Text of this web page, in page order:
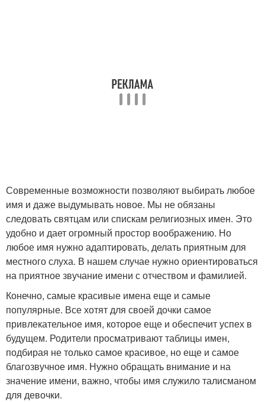
Современные возможности позволяют выбирать любое
имя и даже выдумывать новое. Мы не обязаны
следовать святцам или спискам религиозных имен. Это
удобно и дает огромный простор воображению. Но
любое имя нужно адаптировать, делать приятным для
местного слуха. В нашем случае нужно ориентироваться
на приятное звучание имени с отчеством и фамилией.
Конечно, самые красивые имена еще и самые
популярные. Все хотят для своей дочки самое
привлекательное имя, которое еще и обеспечит успех в
будущем. Родители просматривают таблицы имен,
подбирая не только самое красивое, но еще и самое
благозвучное имя. Нужно обращать внимание и на
значение имени, важно, чтобы имя служило талисманом
для девочки.